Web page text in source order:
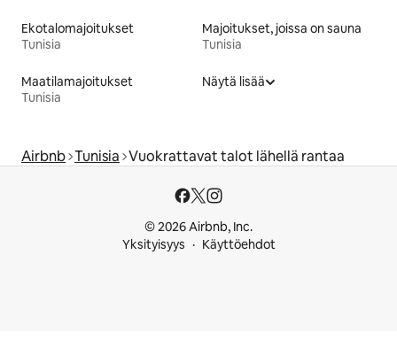
Ekotalomajoitukset
Tunisia
Majoitukset, joissa on sauna
Tunisia
Maatilamajoitukset
Tunisia
Näytä lisää
Airbnb Tunisia Vuokrattavat talot lähellä rantaa
© 2026 Airbnb, Inc.
Yksityisyys
Käyttöehdot